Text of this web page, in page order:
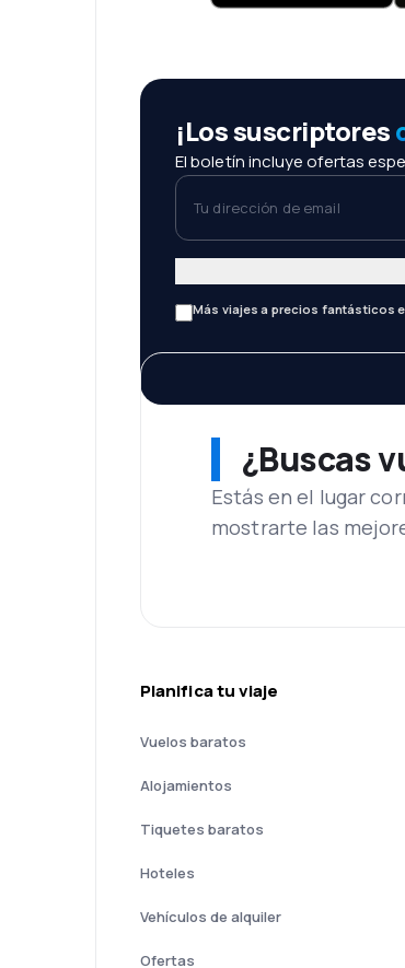
¡Los suscriptores
El boletín incluye ofertas
Tu dirección de email
Más viajes a precios fantásticos
¿Buscas
Estás en el lugar
mostrarte las
Planifica tu viaje
Vuelos baratos
Alojamientos
Tiquetes baratos
Hoteles
Vehículos de alquiler
Ofertas